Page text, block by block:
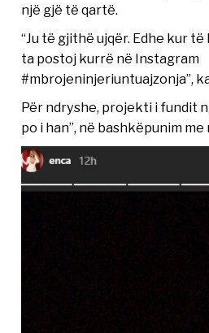
një gjë të qartë.
“Ju të gjithë ujqër. Edhe kur
ta postoj kurrë në Instagram
#mbrojeninjeriuntuajzonja”,
Për ndryshe, projekti i fundit
po i han”, në bashkëpunim